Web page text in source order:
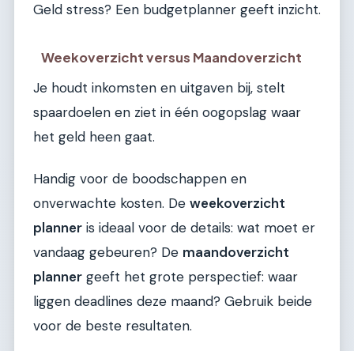
Geld stress? Een budgetplanner geeft inzicht.
Weekoverzicht versus Maandoverzicht
Je houdt inkomsten en uitgaven bij, stelt
spaardoelen en ziet in één oogopslag waar
het geld heen gaat.
Handig voor de boodschappen en
onverwachte kosten. De weekoverzicht
planner is ideaal voor de details: wat moet er
vandaag gebeuren? De maandoverzicht
planner geeft het grote perspectief: waar
liggen deadlines deze maand? Gebruik beide
voor de beste resultaten.